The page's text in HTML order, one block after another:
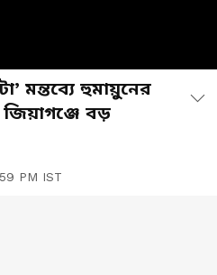
মন্তব্যে হুমায়ুনের
বড়
PM IST